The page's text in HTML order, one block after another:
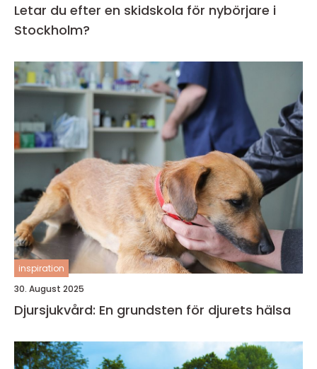
Letar du efter en skidskola för nybörjare i
Stockholm?
inspiration
30. August 2025
Djursjukvård: En grundsten för djurets hälsa